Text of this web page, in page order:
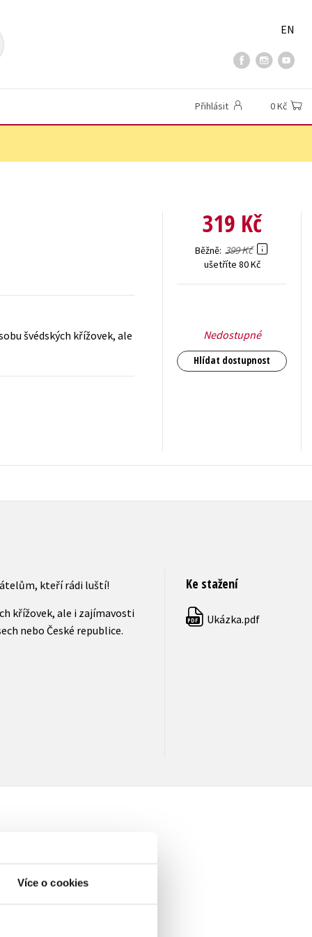
Více o cookies
EN
Přihlásit 0 Kč
švédských křížovek, ale
319 Kč
Běžně 399 Kč
ušetříte 80 Kč
Nedostupné
Hlídat dostupnost
kteří rádi luští!
křížovek, ale i zajímavosti
nebo České republice.
Ke stažení
PDF Ukázka.pdf